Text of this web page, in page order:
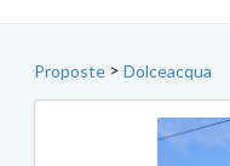
Proposte > Dolceacqua